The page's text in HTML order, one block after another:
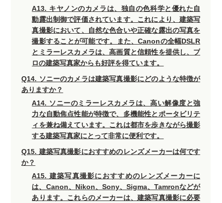
A13. キヤノンのカメラは、独自の色科学と優れた自
動露出制御で評価されています。これにより、建築写
真撮影において、自然な色合いや正確な露出の写真を
撮影することが可能です。また、Canonの全幅DSLR
とミラーレスカメラは、高画質と信頼性を提供し、プ
ロの建築写真家からも好評を得ています。
Q14. ソニーのカメラは建築写真撮影にどのような特徴が
ありますか？
A14. ソニーのミラーレスカメラは、高い解像度と強
力な自動焦点性能が特徴で、多機能性とポータビリテ
ィを兼ね備えています。これは都市を歩きながら撮影
する建築写真家にとって非常に便利です。
Q15. 建築写真撮影におすすめのレンズメーカーは何です
か？
A15. 建築写真撮影におすすめのレンズメーカーに
は、Canon、Nikon、Sony、Sigma、Tamronなどが
あります。これらのメーカーは、建築写真撮影に必要